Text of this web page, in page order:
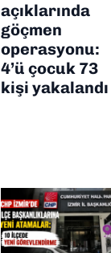
açıklarında
göçmen
operasyonu:
4’ü çocuk 73
kişi yakalandı